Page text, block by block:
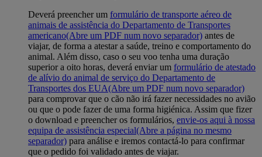
Deverá preencher um formulário de transporte aéreo de
animais de assistência do Departamento de Transportes
americano(Abre um PDF num novo separador) antes de
viajar, de forma a atestar a saúde, treino e comportamento do
animal. Além disso, caso o seu voo tenha uma duração
superior a oito horas, deverá enviar um formulário de atestado
de alívio do animal de serviço do Departamento de
Transportes dos EUA(Abre um PDF num novo separador)
para comprovar que o cão não irá fazer necessidades no avião
ou que o pode fazer de uma forma higiénica. Assim que fizer
o download e preencher os formulários, envie-os aqui à nossa
equipa de assistência especial(Abre a página no mesmo
separador) para análise e iremos contactá-lo para confirmar
que o pedido foi validado antes de viajar.